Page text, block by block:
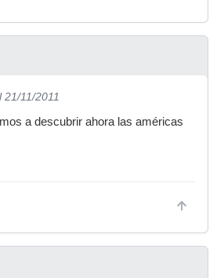
21/11/2011
a descubrir ahora las américas